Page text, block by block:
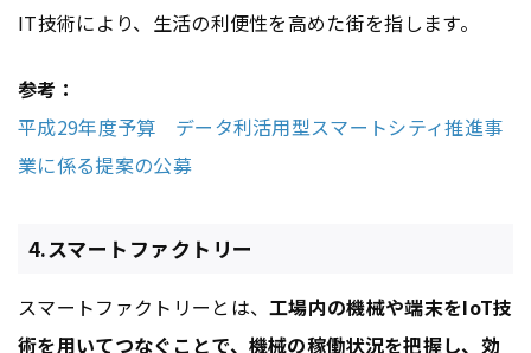
IT技術により、生活の利便性を高めた街を指します。
参考：
平成29年度予算 データ利活用型スマートシティ推進事
業に係る提案の公募
4.スマートファクトリー
スマートファクトリーとは、工場内の機械や端末をIoT技
術を用いてつなぐことで、機械の稼働状況を把握し、効